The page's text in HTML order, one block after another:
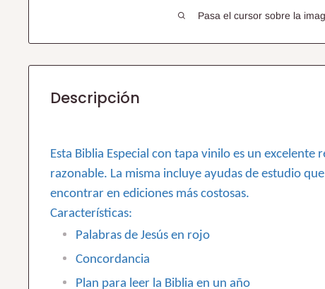
Pasa el cursor sobre la
Descripción
Esta Biblia Especial con tapa vinilo es un excelente
razonable. La misma incluye ayudas de estudio
encontrar en ediciones más costosas.
Caracterí­sticas:
Palabras de Jesús en rojo
Concordancia
Plan para leer la Biblia en un año